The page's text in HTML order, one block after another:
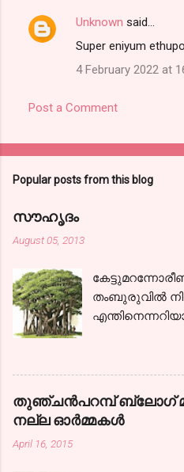
Unknown said…
Super eniyum
4 February 2022 at
Post a Comment
Popular posts from this blog
സൗഹൃദം
August 05, 2013
തംബുരുവില്‍
ഞാനേറെ
തന്‍
പന്ഥാവിന്‍
തുഞ്ചന്‍പറമ്പ് ബ്ലോഗ്‌
നല്ല ഓര്‍മ്മകള്‍
April 16, 2015